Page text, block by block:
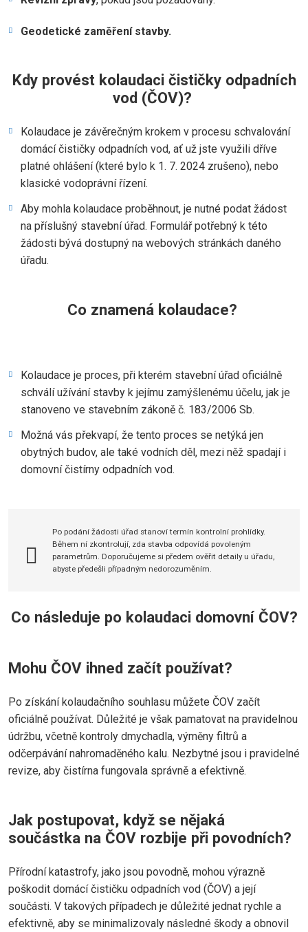
Geodetické zaměření stavby.
Kdy provést kolaudaci čističky odpadních
vod (ČOV)?
Kolaudace je závěrečným krokem v procesu schvalování
domácí čističky odpadních vod, ať už jste využili dříve
platné ohlášení (které bylo k 1. 7. 2024 zrušeno), nebo
klasické vodoprávní řízení.
Aby mohla kolaudace proběhnout, je nutné podat žádost
na příslušný stavební úřad. Formulář potřebný k této
žádosti bývá dostupný na webových stránkách daného
úřadu.
Co znamená kolaudace?
Kolaudace je proces, při kterém stavební úřad oficiálně
schválí užívání stavby k jejímu zamýšlenému účelu, jak je
stanoveno ve stavebním zákoně č. 183/2006 Sb.
Možná vás překvapí, že tento proces se netýká jen
obytných budov, ale také vodních děl, mezi něž spadají i
domovní čistírny odpadních vod.
Po podání žádosti úřad stanoví termín kontrolní prohlídky.
Během ní zkontrolují, zda stavba odpovídá povoleným
parametrům. Doporučujeme si předem ověřit detaily u úřadu,
abyste předešli případným nedorozuměním.
Co následuje po kolaudaci domovní ČOV?
Mohu ČOV ihned začít používat?
Po získání kolaudačního souhlasu můžete ČOV začít
oficiálně používat. Důležité je však pamatovat na pravidelnou
údržbu, včetně kontroly dmychadla, výměny filtrů a
odčerpávání nahromaděného kalu. Nezbytné jsou i pravidelné
revize, aby čistírna fungovala správně a efektivně.
Jak postupovat, když se nějaká
součástka na ČOV rozbije při povodních?
Přírodní katastrofy, jako jsou povodně, mohou výrazně
poškodit domácí čističku odpadních vod (ČOV) a její
součásti. V takových případech je důležité jednat rychle a
efektivně, aby se minimalizovaly následné škody a obnovil